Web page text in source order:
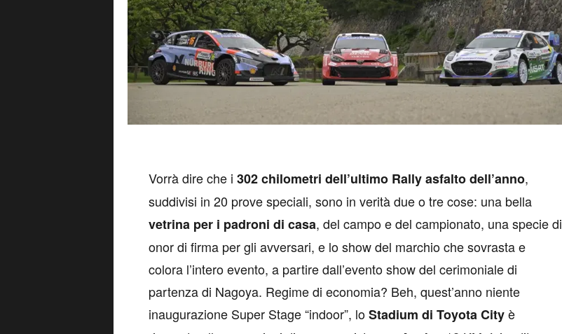
Vorrà dire che i 302 chilometri dell’ultimo Rally asfalto dell’anno,
suddivisi in 20 prove speciali, sono in verità due o tre cose: una bella
vetrina per i padroni di casa, del campo e del campionato, una specie di
onor di firma per gli avversari, e lo show del marchio che sovrasta e
colora l’intero evento, a partire dall’evento show del cerimoniale di
partenza di Nagoya. Regime di economia? Beh, quest’anno niente
inaugurazione Super Stage “indoor”, loStadium di Toyota Cityè